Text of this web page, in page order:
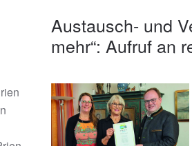
Austausch- und
mehr“: Aufruf an